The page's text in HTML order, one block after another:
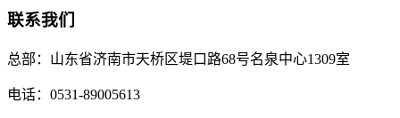
联系我们
总部： 山东省济南市天桥区堤口路68号名泉中心1309室
电话： 0531-89005613